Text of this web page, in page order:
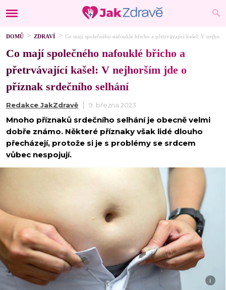
DOMŮ ZDRAVÍ Co mají společného nafouklé břicho a přetrvávající kašel: V
Co mají společného nafouklé břicho a
přetrvávající kašel: V nejhorším jde o
příznak srdečního selhání
Redakce JakZdravě 9. března 2023
Mnoho příznaků srdečního selhání je obecně velmi
dobře známo. Některé příznaky však lidé dlouho
přecházejí, protože si je s problémy se srdcem
vůbec nespojují.
i